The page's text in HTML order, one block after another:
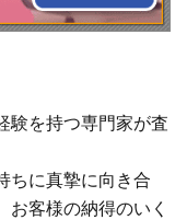
験を持つ専門家が査
ちに真摯に向き合
お客様の納得のいく